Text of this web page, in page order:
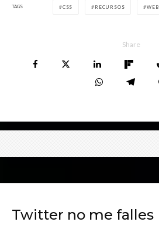
TAGS CSS RECURSOS WEB
Share
Twitter no me falles